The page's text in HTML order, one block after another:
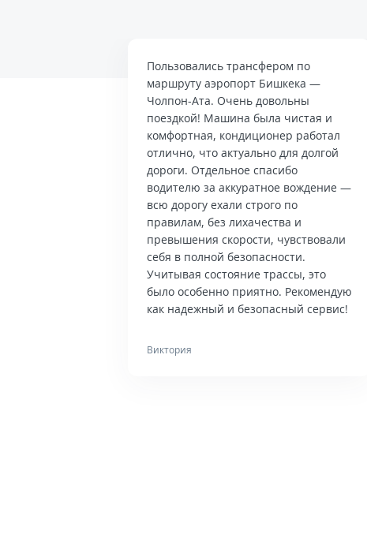
Пользовались трансфером по
маршруту аэропорт Бишкека —
Чолпон-Ата. Очень довольны
поездкой! Машина была чистая и
комфортная, кондиционер работал
отлично, что актуально для долгой
дороги. Отдельное спасибо
водителю за аккуратное вождение —
всю дорогу ехали строго по
правилам, без лихачества и
превышения скорости, чувствовали
себя в полной безопасности.
Учитывая состояние трассы, это
было особенно приятно. Рекомендую
как надежный и безопасный сервис!
Виктория